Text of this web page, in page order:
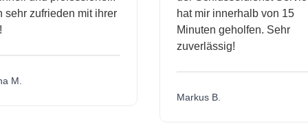
zufrieden mit ihrer
hat mir innerhalb von 15
Minuten geholfen. Sehr
zuverlässig!
Markus B.